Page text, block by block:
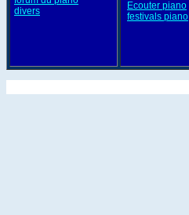
divers
Ecouter piano
festivals piano